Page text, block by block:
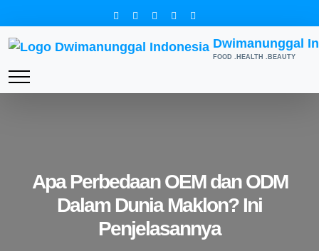
Dwimanunggal
FOOD .HEALTH .BEAUTY
Apa Perbedaan OEM dan ODM
Dalam Dunia Maklon? Ini
Penjelasannya